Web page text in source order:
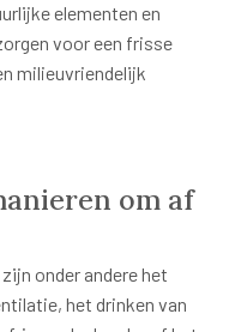
elementen en
voor een frisse
milieuvriendelijk
om af
onder andere het
het drinken van